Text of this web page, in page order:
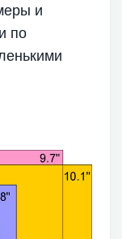
и
по